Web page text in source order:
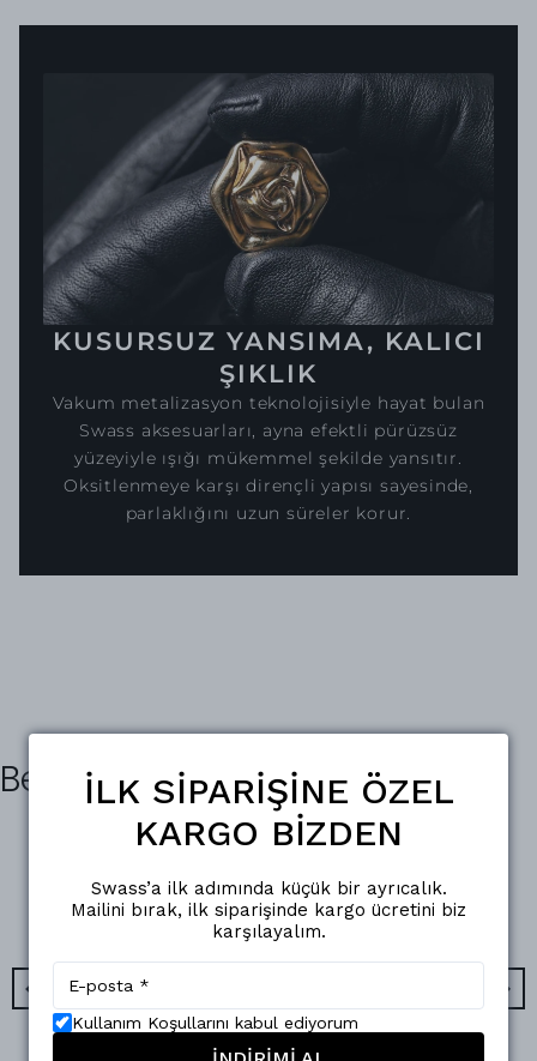
KUSURSUZ YANSIMA, KALICI
ŞIKLIK
Vakum metalizasyon teknolojisiyle hayat bulan
Swass aksesuarları, ayna efektli pürüzsüz
yüzeyiyle ışığı mükemmel şekilde yansıtır.
Oksitlenmeye karşı dirençli yapısı sayesinde,
parlaklığını uzun süreler korur.
Benzer Ürünler
İLK SİPARİŞİNE ÖZEL
KARGO BİZDEN
Swass’a ilk adımında küçük bir ayrıcalık.
Mailini bırak, ilk siparişinde kargo ücretini biz
karşılayalım.
Kullanım Koşullarını kabul ediyorum